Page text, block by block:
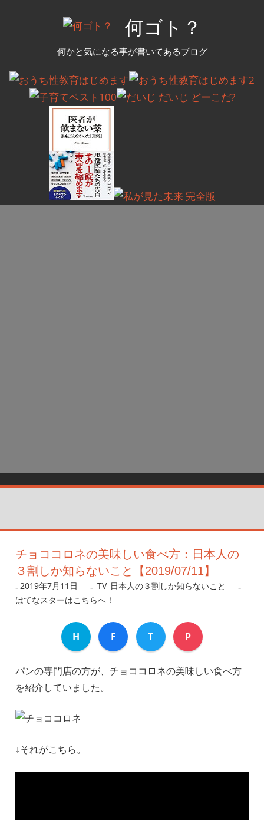
ツ
何ゴト？
何かと気になる事が書いてあるブログ
チョココロネの美味しい食べ方：日本人の
３割しか知らないこと【2019/07/11】
2019年7月11日 nanigoto
TV_日本人の３割しか知らないこと
はてなスターはこちらへ！
H F T P
パンの専門店の方が、チョココロネの美味しい食べ方
を紹介していました。
↓それがこちら。